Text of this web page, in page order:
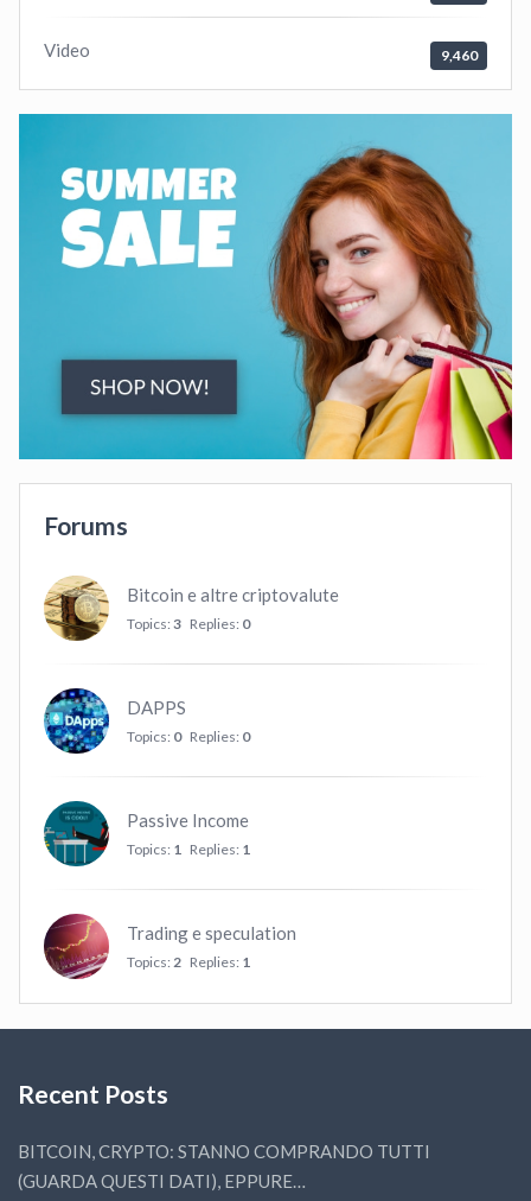
Video 9,460
Forums
Bitcoin e altre criptovalute
Topics: 3 Replies: 0
DAPPS
Topics: 0 Replies: 0
Passive Income
Topics: 1 Replies: 1
Trading e speculation
Topics: 2 Replies: 1
Recent Posts
BITCOIN, CRYPTO: STANNO COMPRANDO TUTTI
(GUARDA QUESTI DATI), EPPURE…